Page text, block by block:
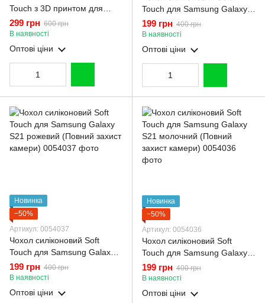
Touch з 3D принтом для
Samsung Galaxy S21
бордовий (Повний захист
камери)
299 грн 600 грн
В наявності
Оптові ціни
Touch для Samsung Galaxy
S21 чорний (Повний захист
камери)
199 грн 400 грн
В наявності
Оптові ціни
Новинка
−50%
Артикул: 0054037
Чохол силіконовий Soft
Touch для Samsung Galaxy
S21 рожевий (Повний захист
камери)
199 грн 400 грн
В наявності
Оптові ціни
Новинка
−50%
Артикул: 0054036
Чохол силіконовий Soft
Touch для Samsung Galaxy
S21 молочний (Повний
захист камери)
199 грн 400 грн
В наявності
Оптові ціни